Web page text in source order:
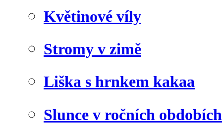
Květinové víly
Stromy v zimě
Liška s hrnkem kakaa
Slunce v ročních obdobích